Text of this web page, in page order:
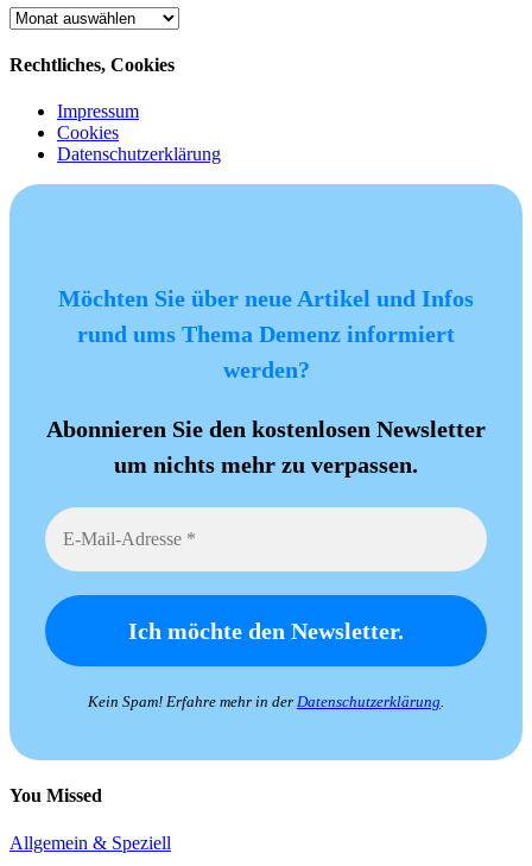
Archiv
Rechtliches, Cookies
Impressum
Cookies
Datenschutzerklärung
Möchten Sie über neue Artikel und Infos
rund ums Thema Demenz informiert
werden?
Abonnieren Sie den kostenlosen Newsletter
um nichts mehr zu verpassen.
Kein Spam! Erfahre mehr in der Datenschutzerklärung.
You Missed
Allgemein & Speziell